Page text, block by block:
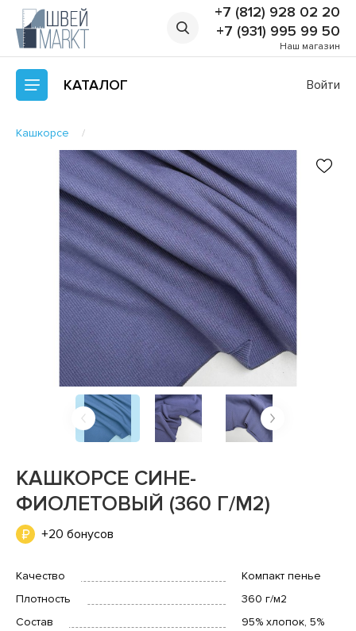
+7 (812) 928 02 20
+7 (931) 995 99 50
Наш магазин
КАТАЛОГ Войти
Кашкорсе
КАШКОРСЕ СИНЕ-
ФИОЛЕТОВЫЙ (360 Г/М2)
+20 бонусов
Качество
Компакт пенье
Плотность
360 г/м2
Состав
95% хлопок, 5%